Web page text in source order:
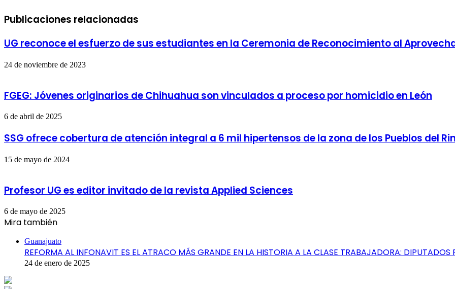
Publicaciones relacionadas
UG reconoce el esfuerzo de sus estudiantes en la Ceremonia de Reconocimiento al
24 de noviembre de 2023
FGEG: Jóvenes originarios de Chihuahua son vinculados a proceso por homicidio en León
6 de abril de 2025
SSG ofrece cobertura de atención integral a 6 mil hipertensos de la zona de los Pueblos del
15 de mayo de 2024
Profesor UG es editor invitado de la revista Applied Sciences
6 de mayo de 2025
Mira también
Guanajuato
REFORMA AL INFONAVIT ES EL ATRACO MÁS GRANDE EN LA HISTORIA A LA CLASE TRABAJADORA: DIPUTADOS
24 de enero de 2025